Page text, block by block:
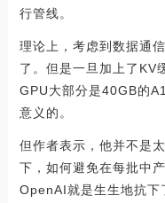
行管线。
理论上，考虑到数据通
了。但是一旦加上了KV
GPU大部分是40GB的
意义的。
但作者表示，他并不是
下，如何避免在每批中
OpenAI就是生生地抗下